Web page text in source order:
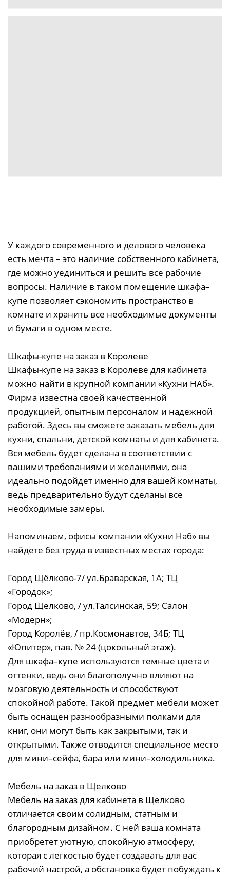
У каждого современного и делового человека
есть мечта – это наличие собственного кабинета,
где можно уединиться и решить все рабочие
вопросы. Наличие в таком помещение шкафа–
купе позволяет сэкономить пространство в
комнате и хранить все необходимые документы
и бумаги в одном месте.
Шкафы-купе на заказ в Королеве
Шкафы-купе на заказ в Королеве для кабинета
можно найти в крупной компании «Кухни НАб».
Фирма известна своей качественной
продукцией, опытным персоналом и надежной
работой. Здесь вы сможете заказать мебель для
кухни, спальни, детской комнаты и для кабинета.
Вся мебель будет сделана в соответствии с
вашими требованиями и желаниями, она
идеально подойдет именно для вашей комнаты,
ведь предварительно будут сделаны все
необходимые замеры.
Напоминаем, офисы компании «Кухни Наб» вы
найдете без труда в известных местах города:
Город Щёлково-7/ ул.Браварская, 1А; ТЦ
«Городок»;
Город Щелково, / ул.Талсинская, 59; Салон
«Модерн»;
Город Королёв, / пр.Космонавтов, 34Б; ТЦ
«Юпитер», пав. № 24 (цокольный этаж).
Для шкафа–купе используются темные цвета и
оттенки, ведь они благополучно влияют на
мозговую деятельность и способствуют
спокойной работе. Такой предмет мебели может
быть оснащен разнообразными полками для
книг, они могут быть как закрытыми, так и
открытыми. Также отводится специальное место
для мини–сейфа, бара или мини–холодильника.
Мебель на заказ в Щелково
Мебель на заказ для кабинета в Щелково
отличается своим солидным, статным и
благородным дизайном. С ней ваша комната
приобретет уютную, спокойную атмосферу,
которая с легкостью будет создавать для вас
рабочий настрой, а обстановка будет побуждать к